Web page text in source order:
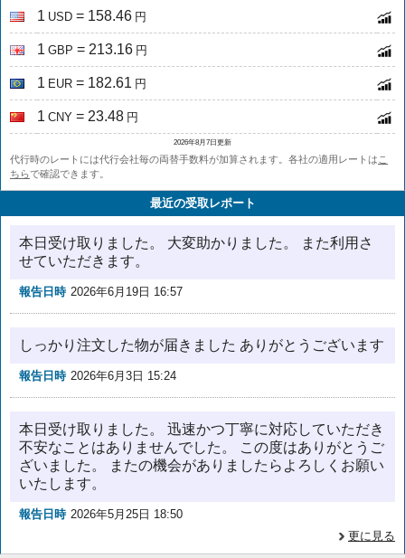
1 USD = 158.46 円
1 GBP = 213.16 円
1 EUR = 182.61 円
1 CNY = 23.48 円
2026年8月7日更新
代行時のレートには代行会社毎の両替手数料が加算されます。各社の適用レートは こ
ちらで確認できます。
最近の受取レポート
本日受け取りました。 大変助かりました。 また利用さ
せていただきます。
報告日時 2026年6月19日 16:57
しっかり注文した物が届きました ありがとうございます
報告日時 2026年6月3日 15:24
本日受け取りました。 迅速かつ丁寧に対応していただき
不安なことはありませんでした。 この度はありがとうご
ざいました。 またの機会がありましたらよろしくお願い
いたします。
報告日時 2026年5月25日 18:50
更に見る